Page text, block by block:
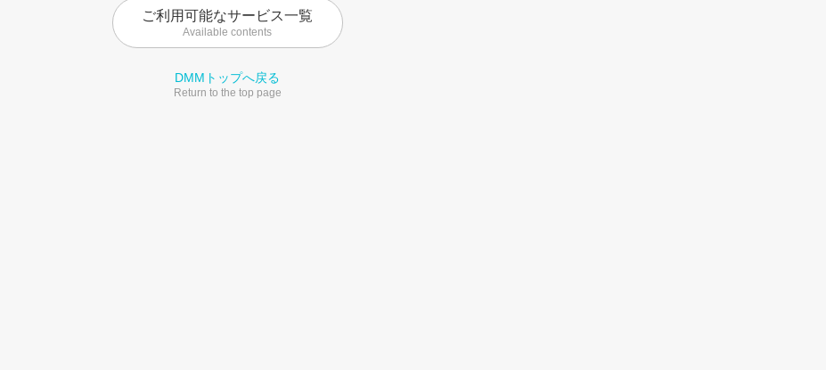
ご利用可能なサービス一覧
Available contents
DMMトップへ戻る
Return to the top page